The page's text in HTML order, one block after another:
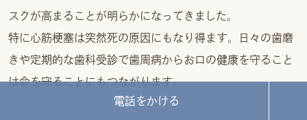
スクが高まることが明らかになってきました。
特に心筋梗塞は突然死の原因にもなり得ます。日々の歯磨
きや定期的な歯科受診で歯周病からお口の健康を守ること
は命を守ることにもつながります。
電話をかける